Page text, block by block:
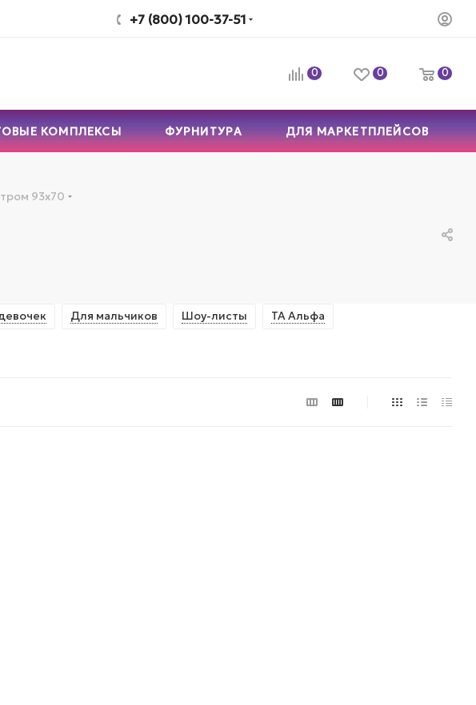
+7 (800) 100-37-51
0 0 0
КОМПЛЕКСЫ ФУРНИТУРА ДЛЯ МАРКЕТПЛЕЙСОВ
93х70
Для мальчиков Шоу-листы ТА Альфа